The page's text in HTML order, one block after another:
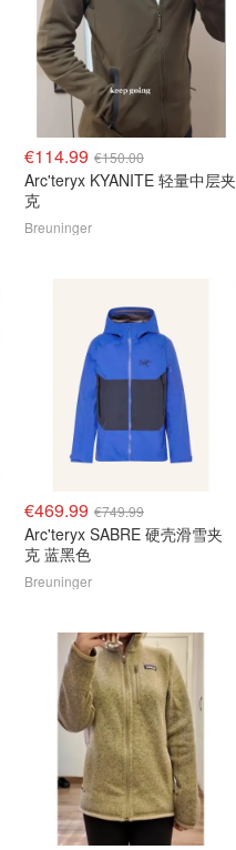
€114.99 €150.00
Arc'teryx KYANITE 轻量中层夹
克
Breuninger
€469.99 €749.99
Arc'teryx SABRE 硬壳滑雪夹
克 蓝黑色
Breuninger